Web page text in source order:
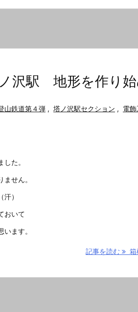
沢駅 地形を作り始
山鉄道第４弾 , 塔ノ沢駅セクション , 電
た。
せん。
）
おいて
ます。
記事を読む 箱